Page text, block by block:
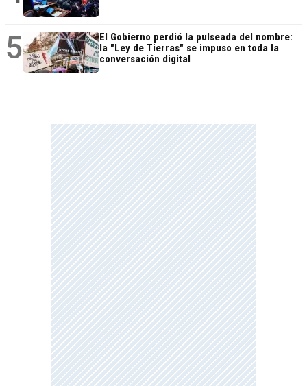
5
El Gobierno perdió la pulseada del nombre:
la "Ley de Tierras" se impuso en toda la
conversación digital